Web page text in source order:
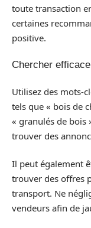
toute transaction
certaines
positive.
Chercher
Utilisez des mots-
tels que « bois de
« granulés de bois
trouver des
Il peut également
trouver des offres
transport. Ne
vendeurs afin de